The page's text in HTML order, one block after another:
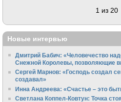
1 из 20
Новые интервью
Дмитрий Бабич: «Человечество
Снежной Королевы, позволяющие
Сергей Марнов: «Господь создал
создавал»
Инна Андреева: «Счастье – это
Светлана Коппел-Ковтун: Точка